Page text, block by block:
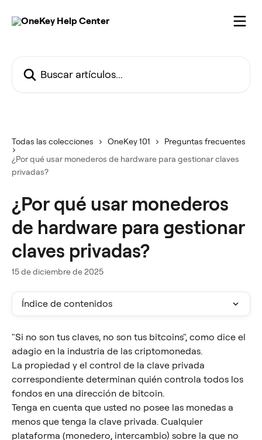
Todas las colecciones OneKey 101
Preguntas frecuentes
¿Por qué usar monederos de hardware para gestionar claves
privadas?
¿Por qué usar monederos
de hardware para gestionar
claves privadas?
15 de diciembre de 2025
Índice de contenidos
"Si no son tus claves, no son tus bitcoins", como dice el
adagio en la industria de las criptomonedas.
La propiedad y el control de la clave privada
correspondiente determinan quién controla todos los
fondos en una dirección de bitcoin.
Tenga en cuenta que usted no posee las monedas a
menos que tenga la clave privada. Cualquier
plataforma (monedero, intercambio) sobre la que no